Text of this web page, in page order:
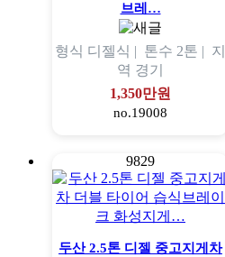
브레…
형식 디젤식 | 톤수 2톤 | 지
역 경기
1,350만원
no.19008
9829
두산 2.5톤 디젤 중고지게차